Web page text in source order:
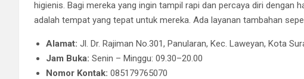
higienis. Bagi mereka yang ingin tampil rapi dan percaya diri dengan
adalah tempat yang tepat untuk mereka. Ada layanan tambahan
Alamat: Jl. Dr. Rajiman No.301, Panularan, Kec. Laweyan, Kota
Jam Buka: Senin – Minggu: 09.30–20.00
Nomor Kontak: 085179765070